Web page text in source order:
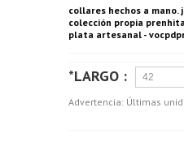
collares hechos a
colección propia
plata artesanal -
*LARGO :
Advertencia: Últimas